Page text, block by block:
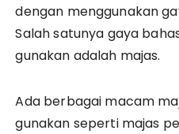
dengan menggunakan
Salah satunya gaya
gunakan adalah majas.
Ada berbagai macam
gunakan seperti majas